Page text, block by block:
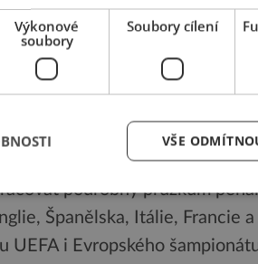
jasné, že schopnost
situacích jejich schopnosti
vlastní verzi Leninova hesla
podrobný průzkum
Španělska, Itálie, Francie
i Evropského
Výkonové
soubory
Soubory cílení
VŠE